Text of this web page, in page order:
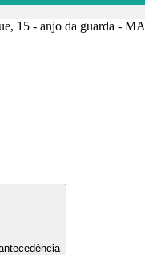
15 - anjo da guarda - MA